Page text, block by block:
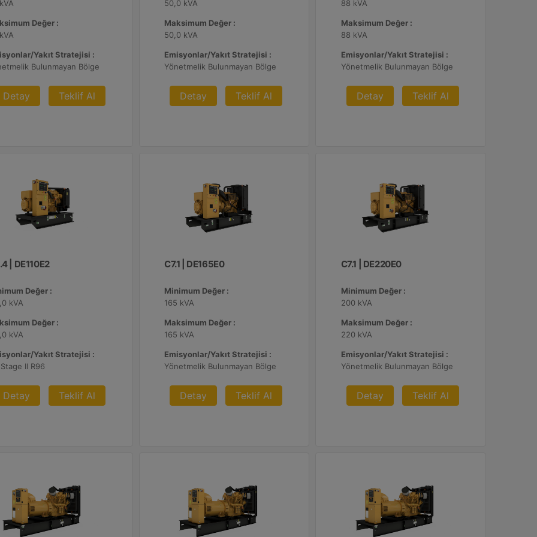
Değer :
Yakıt Stratejisi :
Bulunmayan Bölge
Detay Teklif Al
50,0 kVA
Maksimum Değer :
50,0 kVA
Emisyonlar/Yakıt Stratejisi :
Yönetmelik Bulunmayan Bölge
Detay Teklif Al
88 kVA
Maksimum Değer :
88 kVA
Emisyonlar/Yakıt Stratejisi :
Yönetmelik Bulunmayan Bölge
Detay Teklif Al
| DE110E2
Değer :
kVA
Değer :
kVA
Yakıt Stratejisi :
II R96
Detay Teklif Al
C7.1 | DE165E0
Minimum Değer :
165 kVA
Maksimum Değer :
165 kVA
Emisyonlar/Yakıt Stratejisi :
Yönetmelik Bulunmayan Bölge
Detay Teklif Al
C7.1 | DE220E0
Minimum Değer :
200 kVA
Maksimum Değer :
220 kVA
Emisyonlar/Yakıt Stratejisi :
Yönetmelik Bulunmayan Bölge
Detay Teklif Al